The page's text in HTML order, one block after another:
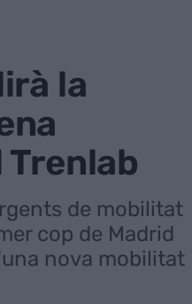
la
de mobilitat
cop de Madrid
nova mobilitat